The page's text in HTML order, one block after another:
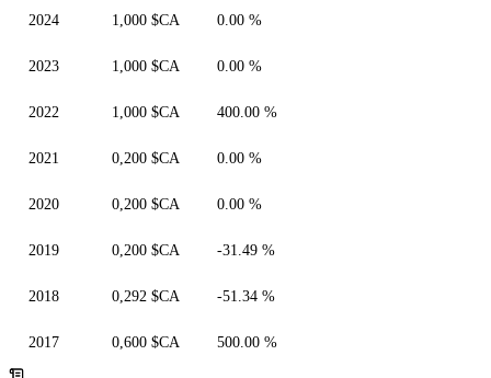
2024 1,000 $CA 0.00 %
2023 1,000 $CA 0.00 %
2022 1,000 $CA 400.00 %
2021 0,200 $CA 0.00 %
2020 0,200 $CA 0.00 %
2019 0,200 $CA -31.49 %
2018 0,292 $CA -51.34 %
2017 0,600 $CA 500.00 %